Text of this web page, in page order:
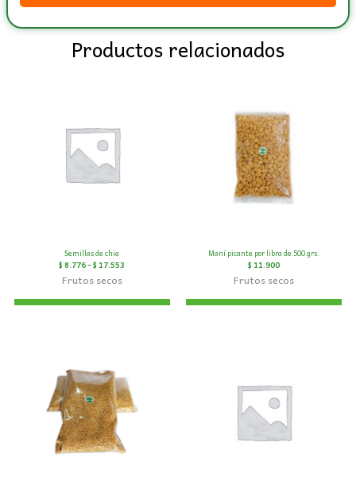
Productos relacionados
Semillas de chia
$ 8.776–$ 17.553
Frutos secos
Maní picante por libra de 500 grs.
$ 11.900
Frutos secos